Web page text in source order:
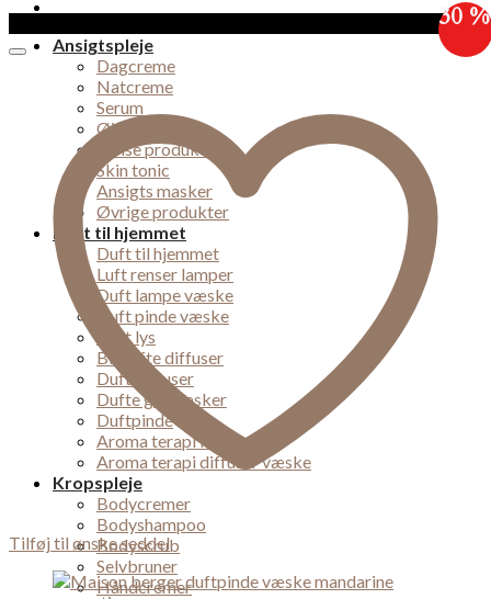
Ansigtspleje
Dagcreme
Natcreme
Serum
Øjencreme
Rense produkter
Skin tonic
Ansigts masker
Øvrige produkter
Duft til hjemmet
Duft til hjemmet
Luft renser lamper
Duft lampe væske
Duft pinde væske
Duft lys
Bil dufte diffuser
Duft diffuser
Dufte gaveæsker
Duftpinde
Aroma terapi lampe
Aroma terapi diffuser væske
Kropspleje
Bodycremer
Bodyshampoo
Bodyscrub
Selvbruner
Håndcremer
Tilføj til ønske seddel
30 %